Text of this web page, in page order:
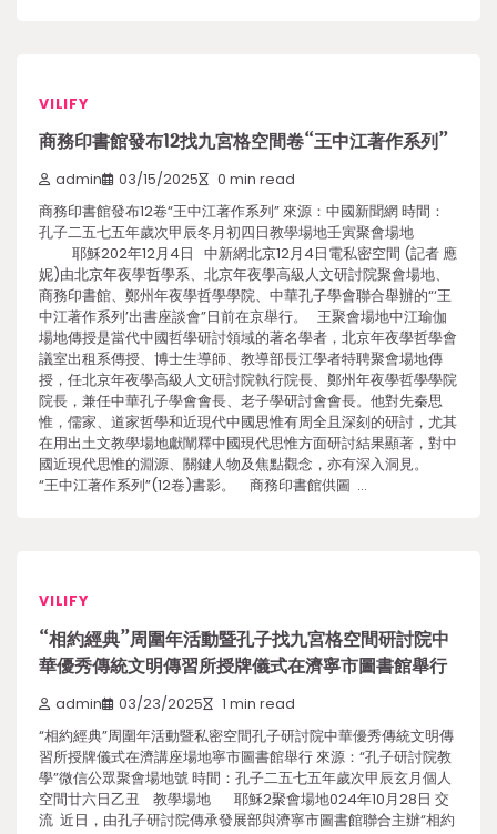
VILIFY
商務印書館發布12找九宮格空間卷“王中江著作系列”
admin 03/15/2025 0 min read
商務印書館發布12卷“王中江著作系列” 來源：中國新聞網 時間：
孔子二五七五年歲次甲辰冬月初四日教學場地壬寅聚會場地
耶穌202年12月4日 中新網北京12月4日電私密空間 (記者 應
妮)由北京年夜學哲學系、北京年夜學高級人文研討院聚會場地、
商務印書館、鄭州年夜學哲學學院、中華孔子學會聯合舉辦的“‘王
中江著作系列’出書座談會”日前在京舉行。 王聚會場地中江瑜伽
場地傳授是當代中國哲學研討領域的著名學者，北京年夜學哲學會
議室出租系傳授、博士生導師、教導部長江學者特聘聚會場地傳
授，任北京年夜學高級人文研討院執行院長、鄭州年夜學哲學學院
院長，兼任中華孔子學會會長、老子學研討會會長。他對先秦思
惟，儒家、道家哲學和近現代中國思惟有周全且深刻的研討，尤其
在用出土文教學場地獻闡釋中國現代思惟方面研討結果顯著，對中
國近現代思惟的淵源、關鍵人物及焦點觀念，亦有深入洞見。
“王中江著作系列”(12卷)書影。 商務印書館供圖 …
VILIFY
“相約經典”周圍年活動暨孔子找九宮格空間研討院中
華優秀傳統文明傳習所授牌儀式在濟寧市圖書館舉行
admin 03/23/2025 1 min read
“相約經典”周圍年活動暨私密空間孔子研討院中華優秀傳統文明傳
習所授牌儀式在濟講座場地寧市圖書館舉行 來源：“孔子研討院教
學”微信公眾聚會場地號 時間：孔子二五七五年歲次甲辰玄月個人
空間廿六日乙丑 教學場地 耶穌2聚會場地024年10月28日 交
流 近日，由孔子研討院傳承發展部與濟寧市圖書館聯合主辦“相約